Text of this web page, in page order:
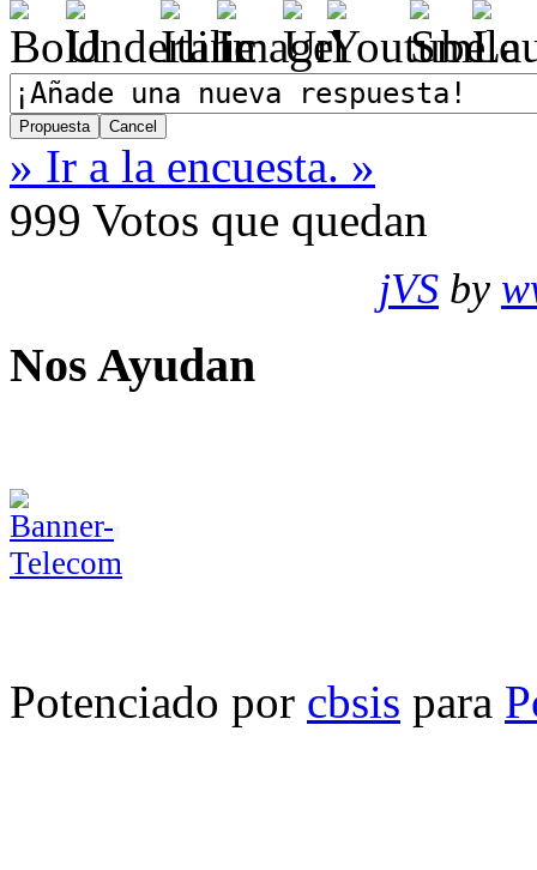
» Ir a la encuesta. »
999 Votos que quedan
jVS by
Nos Ayudan
Potenciado por cbsis para